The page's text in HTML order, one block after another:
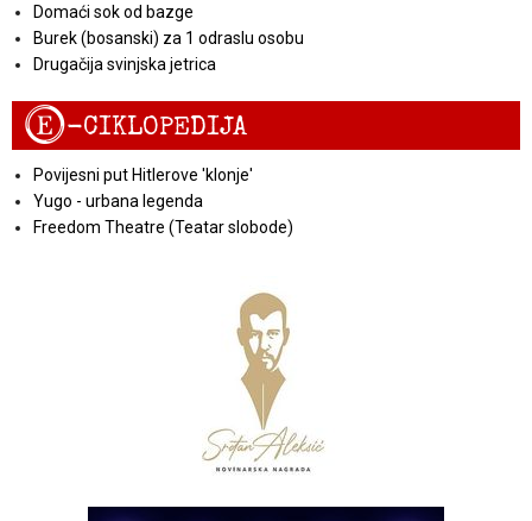
Domaći sok od bazge
Burek (bosanski) za 1 odraslu osobu
Drugačija svinjska jetrica
E-CIKLOPEDIJA
Povijesni put Hitlerove 'klonje'
Yugo - urbana legenda
Freedom Theatre (Teatar slobode)